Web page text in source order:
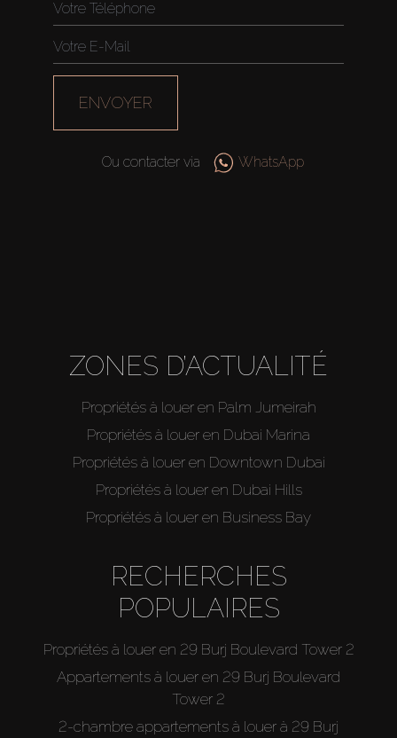
ENVOYER
Ou contacter via WhatsApp
ZONES D’ACTUALITÉ
Propriétés à louer en Palm Jumeirah
Propriétés à louer en Dubai Marina
Propriétés à louer en Downtown Dubai
Propriétés à louer en Dubai Hills
Propriétés à louer en Business Bay
RECHERCHES
POPULAIRES
Propriétés à louer en 29 Burj Boulevard Tower 2
Appartements à louer en 29 Burj Boulevard
Tower 2
2-chambre appartements à louer à 29 Burj